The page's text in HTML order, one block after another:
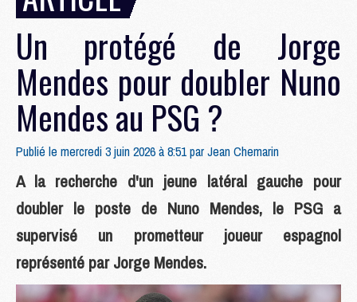
Un protégé de Jorge
Mendes pour doubler Nuno
Mendes au PSG ?
Publié le mercredi 3 juin 2026 à 8:51 parJean Chemarin
A la recherche d'un jeune latéral gauche pour
doubler le poste de Nuno Mendes, le PSG a
supervisé un prometteur joueur espagnol
représenté par Jorge Mendes.